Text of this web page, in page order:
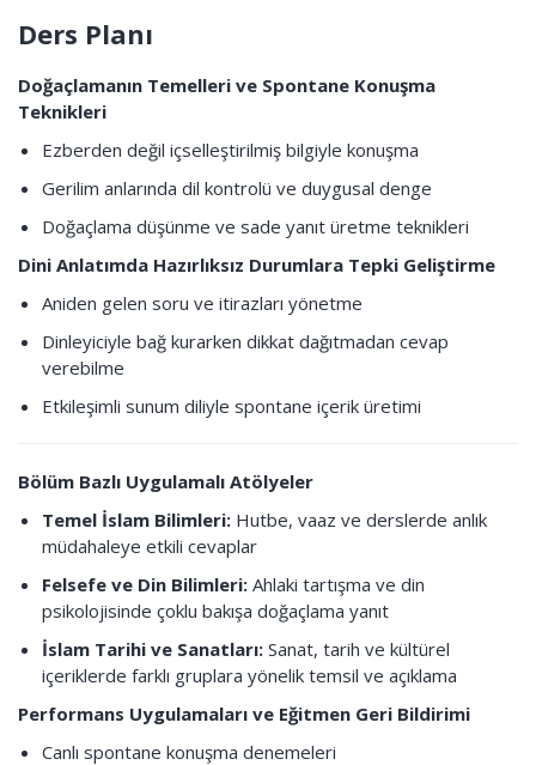
Ders Planı
Doğaçlamanın Temelleri ve Spontane Konuşma
Teknikleri
Ezberden değil içselleştirilmiş bilgiyle konuşma
Gerilim anlarında dil kontrolü ve duygusal denge
Doğaçlama düşünme ve sade yanıt üretme teknikleri
Dini Anlatımda Hazırlıksız Durumlara Tepki Geliştirme
Aniden gelen soru ve itirazları yönetme
Dinleyiciyle bağ kurarken dikkat dağıtmadan cevap
verebilme
Etkileşimli sunum diliyle spontane içerik üretimi
Bölüm Bazlı Uygulamalı Atölyeler
Temel İslam Bilimleri: Hutbe, vaaz ve derslerde anlık
müdahaleye etkili cevaplar
Felsefe ve Din Bilimleri: Ahlaki tartışma ve din
psikolojisinde çoklu bakışa doğaçlama yanıt
İslam Tarihi ve Sanatları: Sanat, tarih ve kültürel
içeriklerde farklı gruplara yönelik temsil ve açıklama
Performans Uygulamaları ve Eğitmen Geri Bildirimi
Canlı spontane konuşma denemeleri